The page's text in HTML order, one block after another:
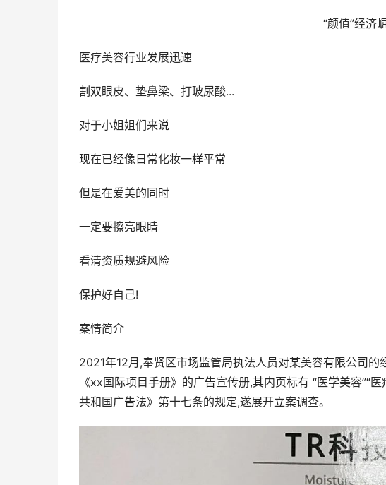
“颜值”经济
医疗美容行业发展迅速
割双眼皮、垫鼻梁、打玻尿酸...
对于小姐姐们来说
现在已经像日常化妆一样平常
但是在爱美的同时
一定要擦亮眼睛
看清资质规避风险
保护好自己!
案情简介
2021年12月,奉贤区市场监管局执法人员对某美容有限公司
《xx国际项目手册》的广告宣传册,其内页标有 “医学美容”“
共和国广告法》第十七条的规定,遂展开立案调查。